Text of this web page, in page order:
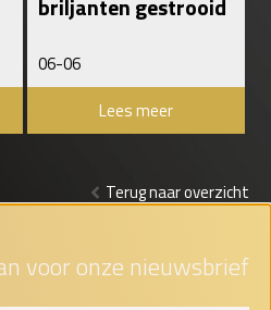
briljanten gestrooid
06-06
Lees meer
Terug naar overzicht
voor onze nieuwsbrief